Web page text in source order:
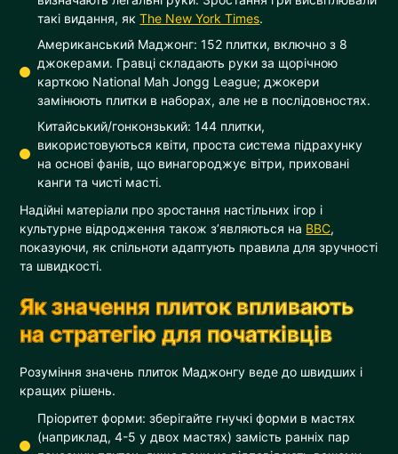
такі видання, якThe New York Times.
Американський Маджонг: 152 плитки, включно з 8
джокерами. Гравці складають руки за щорічною
карткою National Mah Jongg League; джокери
замінюють плитки в наборах, але не в послідовностях.
Китайський/гонконзький: 144 плитки,
використовуються квіти, проста система підрахунку
на основі фанів, що винагороджує вітри, приховані
канги та чисті масті.
Надійні матеріали про зростання настільних ігор і
культурне відродження також з’являються на BBC,
показуючи, як спільноти адаптують правила для зручності
та швидкості.
Як значення плиток впливають
на стратегію для початківців
Розуміння значень плиток Маджонгу веде до швидших і
кращих рішень.
Пріоритет форми: зберігайте гнучкі форми в мастях
(наприклад, 4-5 у двох мастях) замість ранніх пар